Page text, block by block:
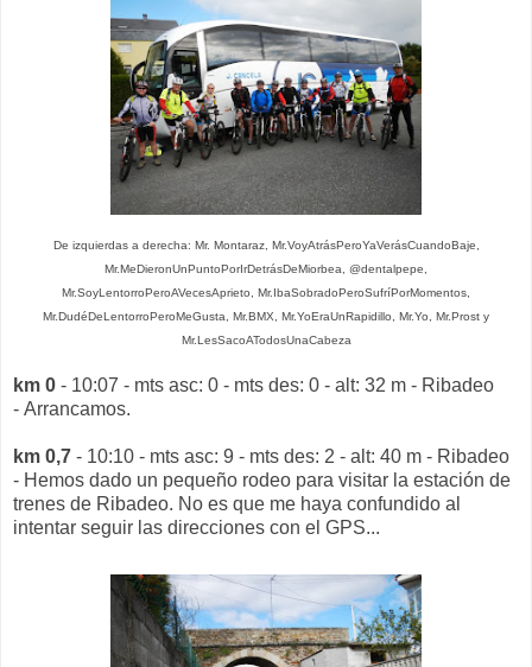
De izquierdas a derecha: Mr. Montaraz, Mr.VoyAtrásPeroYaVerásCuandoBaje,
Mr.MeDieronUnPuntoPorIrDetrásDeMiorbea, @dentalpepe,
Mr.SoyLentorroPeroAVecesAprieto, Mr.IbaSobradoPeroSufríPorMomentos,
Mr.DudéDeLentorroPeroMeGusta, Mr.BMX, Mr.YoEraUnRapidillo, Mr.Yo, Mr.Prost y
Mr.LesSacoATodosUnaCabeza
km 0 - 10:07 - mts asc: 0 - mts des: 0 - alt: 32 m - Ribadeo
- Arrancamos.
km 0,7 - 10:10 - mts asc: 9 - mts des: 2 - alt: 40 m - Ribadeo
- Hemos dado un pequeño rodeo para visitar la estación de
trenes de Ribadeo. No es que me haya confundido al
intentar seguir las direcciones con el GPS...